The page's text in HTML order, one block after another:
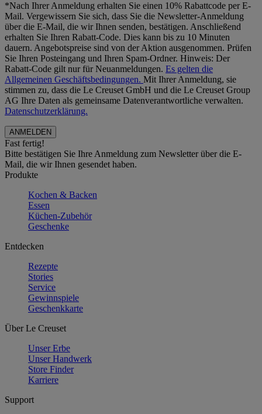
*Nach Ihrer Anmeldung erhalten Sie einen 10% Rabattcode per E-
Mail. Vergewissern Sie sich, dass Sie die Newsletter-Anmeldung
über die E-Mail, die wir Ihnen senden, bestätigen. Anschließend
erhalten Sie Ihren Rabatt-Code. Dies kann bis zu 10 Minuten
dauern. Angebotspreise sind von der Aktion ausgenommen. Prüfen
Sie Ihren Posteingang und Ihren Spam-Ordner. Hinweis: Der
Rabatt-Code gilt nur für Neuanmeldungen. Es gelten die
Allgemeinen Geschäftsbedingungen. Mit Ihrer Anmeldung, sie
stimmen zu, dass die Le Creuset GmbH und die Le Creuset Group
AG Ihre Daten als gemeinsame Datenverantwortliche verwalten.
Datenschutzerklärung.
Fast fertig!
Bitte bestätigen Sie Ihre Anmeldung zum Newsletter über die E-
Mail, die wir Ihnen gesendet haben.
Produkte
Kochen & Backen
Essen
Küchen-Zubehör
Geschenke
Entdecken
Rezepte
Stories
Service
Gewinnspiele
Geschenkkarte
Über Le Creuset
Unser Erbe
Unser Handwerk
Store Finder
Karriere
Support